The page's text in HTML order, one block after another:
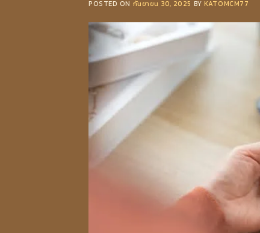
POSTED ON กันยายน 30, 2025 BY KATOMCM77